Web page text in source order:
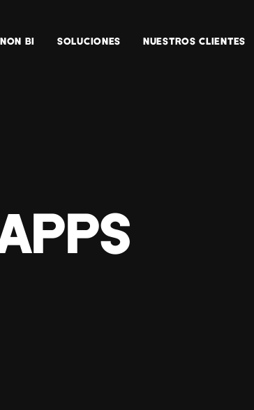
BI SOLUCIONES NUESTROS CLIENTES